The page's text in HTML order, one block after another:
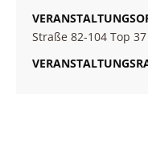
Straße 82-104 Top 37